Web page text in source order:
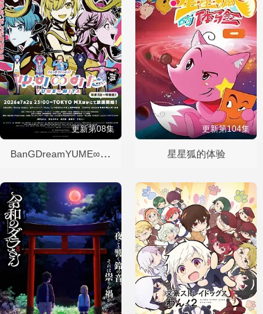
更新第08集
BanGDreamYUME∞MITA
更新第104集
星星狐的体验